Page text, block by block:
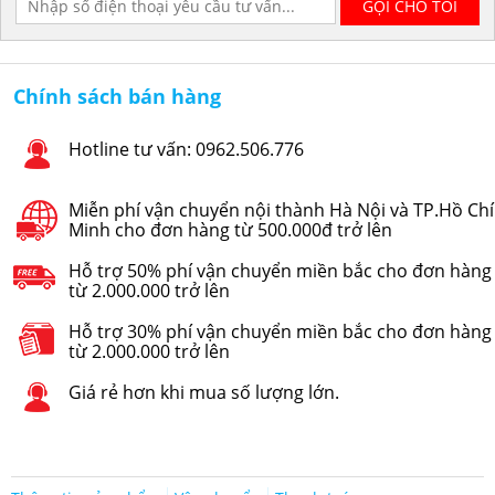
Chính sách bán hàng
Hotline tư vấn: 0962.506.776
Miễn phí vận chuyển nội thành Hà Nội và TP.Hồ Chí
Minh cho đơn hàng từ 500.000đ trở lên
Hỗ trợ 50% phí vận chuyển miền bắc cho đơn hàng
từ 2.000.000 trở lên
Hỗ trợ 30% phí vận chuyển miền bắc cho đơn hàng
từ 2.000.000 trở lên
Giá rẻ hơn khi mua số lượng lớn.